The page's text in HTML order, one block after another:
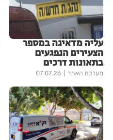
עליה מדאיגה במספר
הצעירים הנפגעים
בתאונות דרכים
מערכת האתר 07.07.26